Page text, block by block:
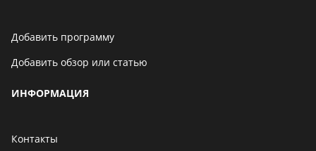
Добавить программу
Добавить обзор или статью
ИНФОРМАЦИЯ
Контакты